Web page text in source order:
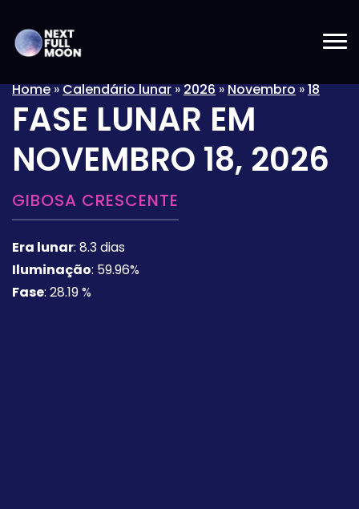
Home»Calendário lunar»2026»Novembro»18
FASE LUNAR EM
NOVEMBRO 18, 2026
GIBOSA CRESCENTE
Era lunar: 8.3 dias
Iluminação: 59.96%
Fase: 28.19 %